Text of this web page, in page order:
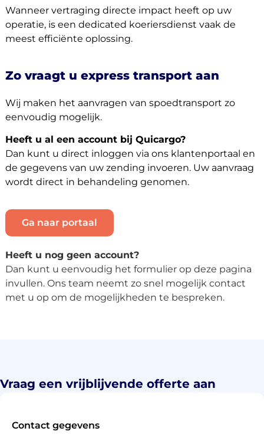
Wanneer vertraging directe impact heeft op uw
operatie, is een dedicated koeriersdienst vaak de
meest efficiënte oplossing.
Zo vraagt u express transport aan
Wij maken het aanvragen van spoedtransport zo
eenvoudig mogelijk.
Heeft u al een account bij Quicargo?
Dan kunt u direct inloggen via ons klantenportaal en
de gegevens van uw zending invoeren. Uw aanvraag
wordt direct in behandeling genomen.
Ga naar portaal
Heeft u nog geen account?
Dan kunt u eenvoudig het formulier op deze pagina
invullen. Ons team neemt zo snel mogelijk contact
met u op om de mogelijkheden te bespreken.
Vraag een vrijblijvende offerte aan
Contact gegevens